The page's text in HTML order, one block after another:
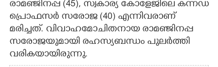
CONTACT US
രാമഞ്ജിനപ്പ (45), സ്വകാര്യ കോളേജിലെ കന്നഡ
പ്രൊഫസർ സരോജ (40) എന്നിവരാണ്
മരിച്ചത്. വിവാഹമോചിതനായ രാമഞ്ജിനപ്പ
സരോജയുമായി രഹസ്യബന്ധം പുലർത്തി
വരികയായിരുന്നു.